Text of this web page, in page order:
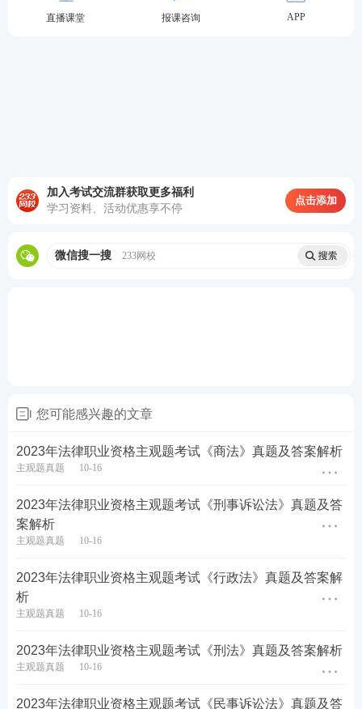
第一轮复习：【全科基础巩固
理解专业概
念，训练法律逻辑，形成法律思维
月冲刺接力，集中突破主观题
♥4轮授课体系主客一体，什么都不用多想，
备考工具：【电子法条查询系统
备考资料：
资料免费
下载】
直播课堂 报课咨询 APP
加入考试交流群获取更多福利
学习资料、活动优惠享不停
点击添加
微信搜一搜 233网校
您可能感兴趣的文章
2023年法律职业资格主观题考试《商法》真题及答案解析
主观题真题 10-16
2023年法律职业资格主观题考试《刑事诉讼法》真题及答
案解析
主观题真题 10-16
2023年法律职业资格主观题考试《行政法》真题及答案解
析
主观题真题 10-16
2023年法律职业资格主观题考试《刑法》真题及答案解析
主观题真题 10-16
2023年法律职业资格主观题考试《民事诉讼法》真题及答